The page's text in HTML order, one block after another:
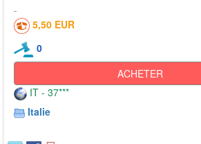
5,50 EUR
0
ACHETER
IT - 37***
Italie